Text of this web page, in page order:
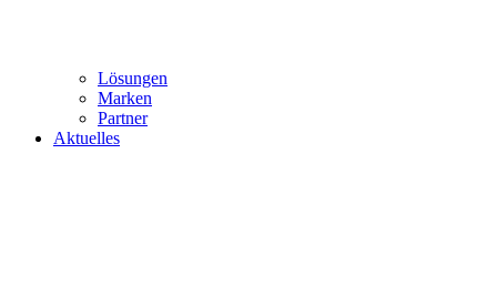
Lösungen
Marken
Partner
Aktuelles